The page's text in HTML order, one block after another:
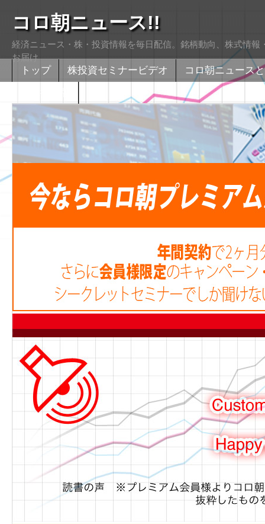
コロ朝ニュース!!
経済ニュース・株・投資情報を毎日配信。銘柄動向、株式情
お届け
トップ 株投資セミナービデオ
コロ朝ニュース